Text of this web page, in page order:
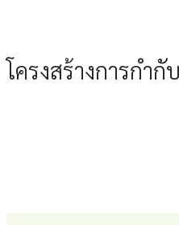
โครงสร้างการกำกั